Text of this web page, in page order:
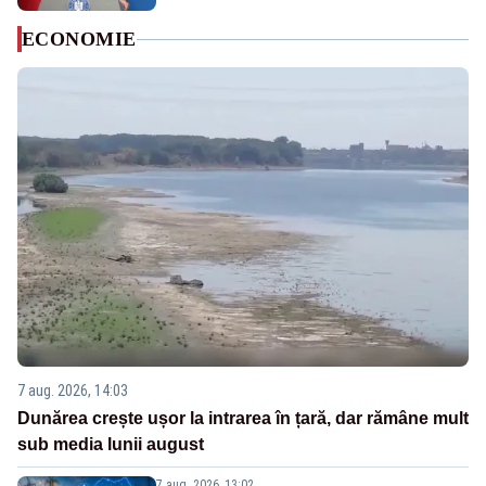
ECONOMIE
7 aug. 2026, 14:03
Dunărea crește ușor la intrarea în țară, dar rămâne mult
sub media lunii august